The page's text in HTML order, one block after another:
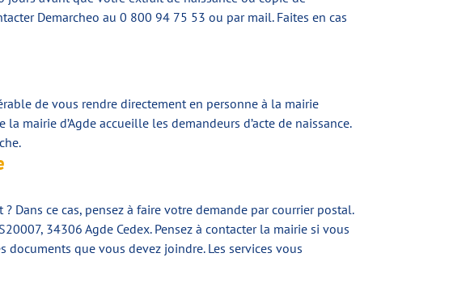
Demarcheo au 0 800 94 75 53 ou par mail. Faites en cas
de vous rendre directement en personne à la mairie
mairie d’Agde accueille les demandeurs d’acte de naissance.
Dans ce cas, pensez à faire votre demande par courrier postal.
34306 Agde Cedex. Pensez à contacter la mairie si vous
que vous devez joindre. Les services vous